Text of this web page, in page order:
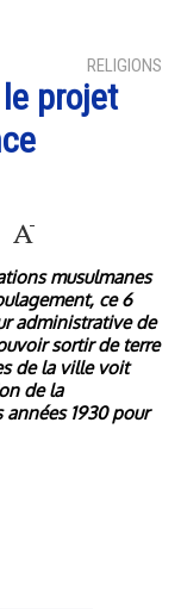
RELIGIONS
projet
musulmanes
ce 6
administrative de
sortir de terre
de la ville voit
de la
1930 pour